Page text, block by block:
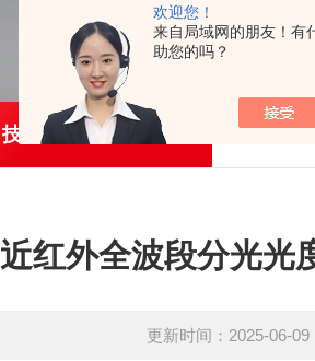
欢迎您！
来自局域网的朋友！有
助您的吗？
技术文章
近红外全波段分光光
更新时间：2025-06-